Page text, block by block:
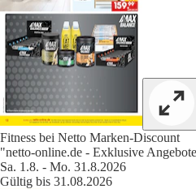
Fitness bei Netto Marken-Discount
"netto-online.de - Exklusive
Sa. 1.8. - Mo. 31.8.2026
Gültig bis 31.08.2026